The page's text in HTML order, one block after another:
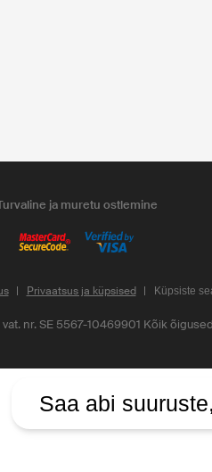
ja muretu ostlemine
Privaatsus ja küpsised Küpsiste
nr. SE 5567-10469901 Kõik
Saa abi